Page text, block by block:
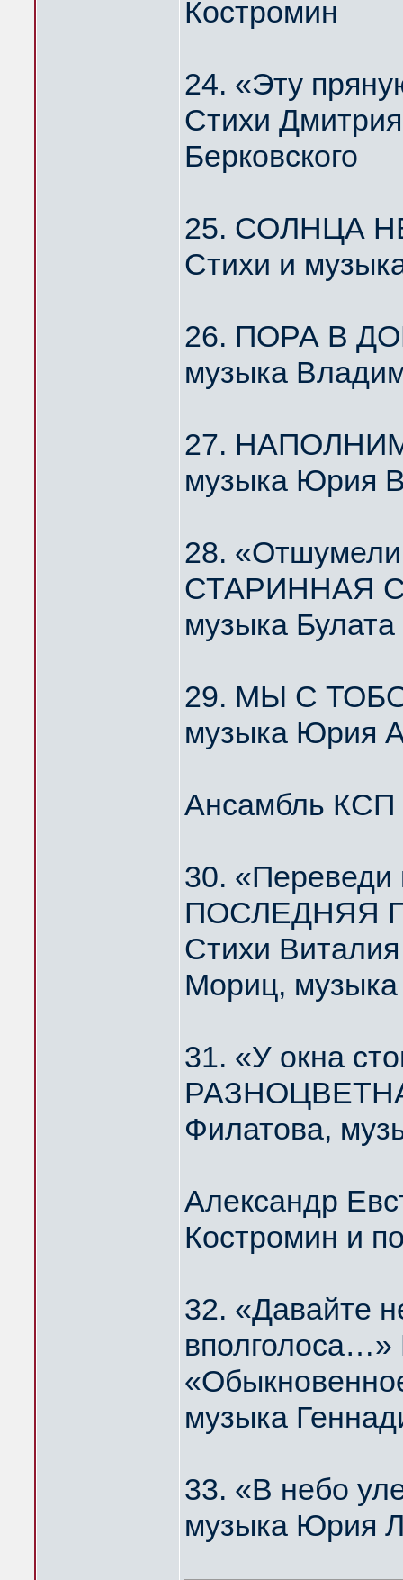
Костромин
24. «Эту
Стихи
Берковского
25. СОЛНЦА
Стихи и
26. ПОРА В
музыка
27.
музыка Юрия
28.
СТАРИННАЯ
музыка
29. МЫ С
музыка Юрия
Ансамбль
30.
ПОСЛЕДНЯЯ
Стихи
Мориц,
31. «У окна
Филатова,
Александр
Костромин и
32. «Давайте
музыка
33. «В небо
музыка Юрия